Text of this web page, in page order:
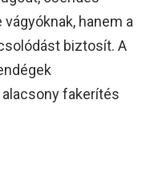
hanem a
biztosít. A
fakerítés